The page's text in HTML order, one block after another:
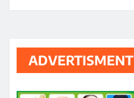
ADVERTISMENT